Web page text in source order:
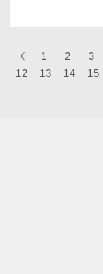
《 1 2 3
12
13 14 15